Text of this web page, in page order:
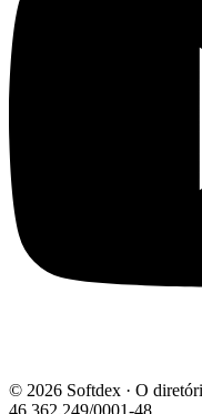
© 2026 Softdex · O
46.362.249/0001-48